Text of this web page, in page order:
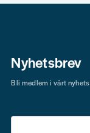
Nyhetsbrev
Bli medlem i vårt